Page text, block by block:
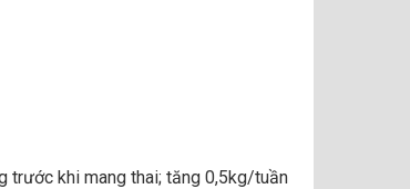
trước khi mang thai; tăng 0,5kg/tuần